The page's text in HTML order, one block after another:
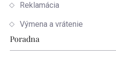
Reklamácia
Výmena a vrátenie
Poradna